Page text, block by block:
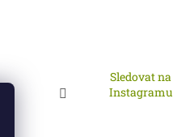
Sledovat na
Instagramu